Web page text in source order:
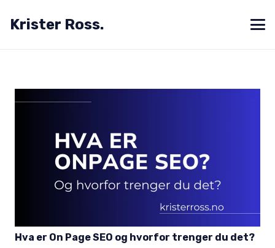
Krister Ross.
Hva er On Page SEO og hvorfor trenger du det?